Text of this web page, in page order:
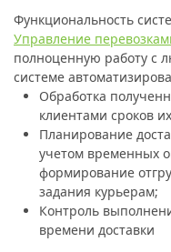
Функциональность
Управление
полноценную работу с
системе
Обработка
клиентами сроков
Планирование
учетом временных
формирование
задания курьерам;
Контроль
времени доставки